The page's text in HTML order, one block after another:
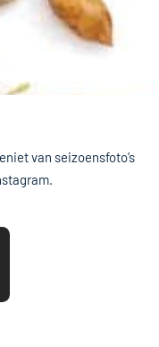
van seizoensfoto’s